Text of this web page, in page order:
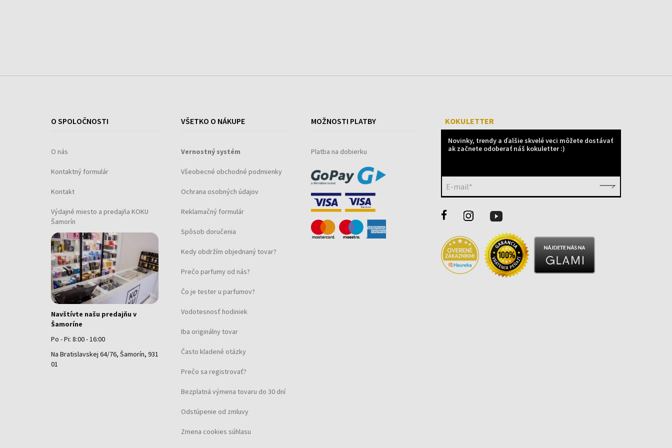
O SPOLOČNOSTI
O nás
Kontaktný formulár
Kontakt
Výdajné miesto a predajňa KOKU
Šamorín
Navštívte našu predajňu v
Šamoríne
Po - Pi: 8:00 - 16:00
Na Bratislavskej 64/76, Šamorín, 931
01
VŠETKO O NÁKUPE
Vernostný systém
Všeobecné obchodné podmienky
Ochrana osobných údajov
Reklamačný formulár
Spôsob doručenia
Kedy obdržím objednaný tovar?
Prečo parfumy od nás?
Čo je tester u parfumov?
Vodotesnosť hodiniek
Iba originálny tovar
Často kladené otázky
Prečo sa registrovať?
Bezplatná výmena tovaru do 30 dní
Odstúpenie od zmluvy
Zmena cookies súhlasu
MOŽNOSTI PLATBY
Platba na dobierku
KOKULETTER
Novinky, trendy a ďalšie skvelé veci môžete dostávať
ak začnete odoberať náš kokuletter :)
E-mail*